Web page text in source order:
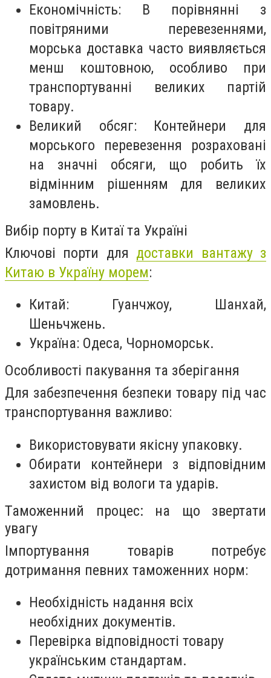
Економічність: В порівнянні з
повітряними перевезеннями,
морська доставка часто виявляється
менш коштовною, особливо при
транспортуванні великих партій
товару.
Великий обсяг: Контейнери для
морського перевезення розраховані
на значні обсяги, що робить їх
відмінним рішенням для великих
замовлень.
Вибір порту в Китаї та Україні
Ключові порти для доставки вантажу з
Китаю в Україну морем:
Китай: Гуанчжоу, Шанхай,
Шеньчжень.
Україна: Одеса, Чорноморськ.
Особливості пакування та зберігання
Для забезпечення безпеки товару під час
транспортування важливо:
Використовувати якісну упаковку.
Обирати контейнери з відповідним
захистом від вологи та ударів.
Таможенний процес: на що звертати
увагу
Імпортування товарів потребує
дотримання певних таможенних норм:
Необхідність надання всіх
необхідних документів.
Перевірка відповідності товару
українським стандартам.